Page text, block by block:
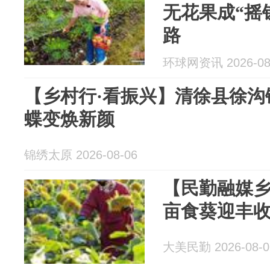
无花果成“摇
路
环球网资讯 2026-
【乡村行·看振兴】清徐县徐
蝶变焕新颜
锦绣太原 2026-08-06
【民勤融媒
亩食葵迎丰
大美民勤 2026-08-